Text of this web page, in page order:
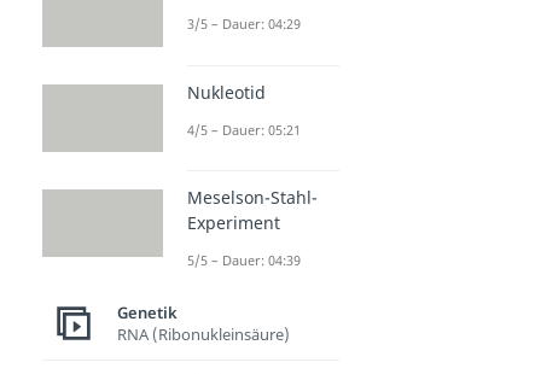
3/5 – Dauer: 04:29
Nukleotid
4/5 – Dauer: 05:21
Meselson-Stahl-
Experiment
5/5 – Dauer: 04:39
Genetik
RNA (Ribonukleinsäure)